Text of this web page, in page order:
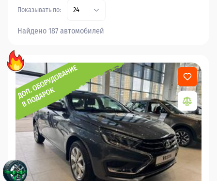
Показывать по: 24
Найдено 187 автомобилей